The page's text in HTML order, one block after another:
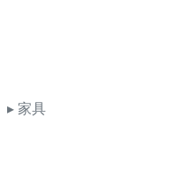
▸ 家具